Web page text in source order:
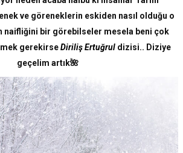
ve göreneklerin eskiden nasıl olduğu o
naifliğini bir görebilseler mesela beni çok
gerekirseDiriliş Ertuğrul dizisi.. Diziye
geçelim artık🌺